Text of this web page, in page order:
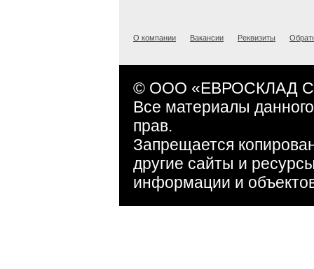
О компании Вакансии Реквизиты
© ООО «ЕВРОСКЛАД
Все материалы
прав.
Запрещается
другие сайты и
информации и